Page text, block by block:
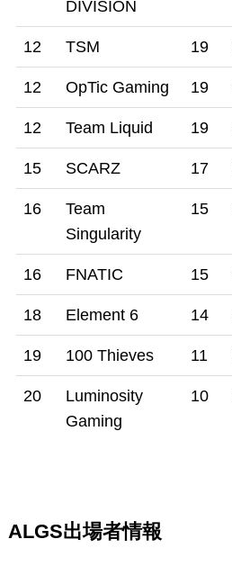
DIVISION
12 TSM 19
12 OpTic Gaming 19
12 Team Liquid 19
15 SCARZ 17
16
Team
Singularity
15
16 FNATIC 15
18 Element 6 14
19 100 Thieves 11
20
Luminosity
Gaming
10
ALGS出場者情報